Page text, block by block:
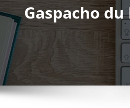
Gaspacho